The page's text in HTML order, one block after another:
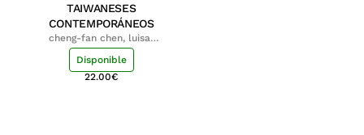
TAIWANESES
CONTEMPORÁNEOS
cheng-fan chen, luisa;
shu-ying chang, luisa
Disponible
22.00€